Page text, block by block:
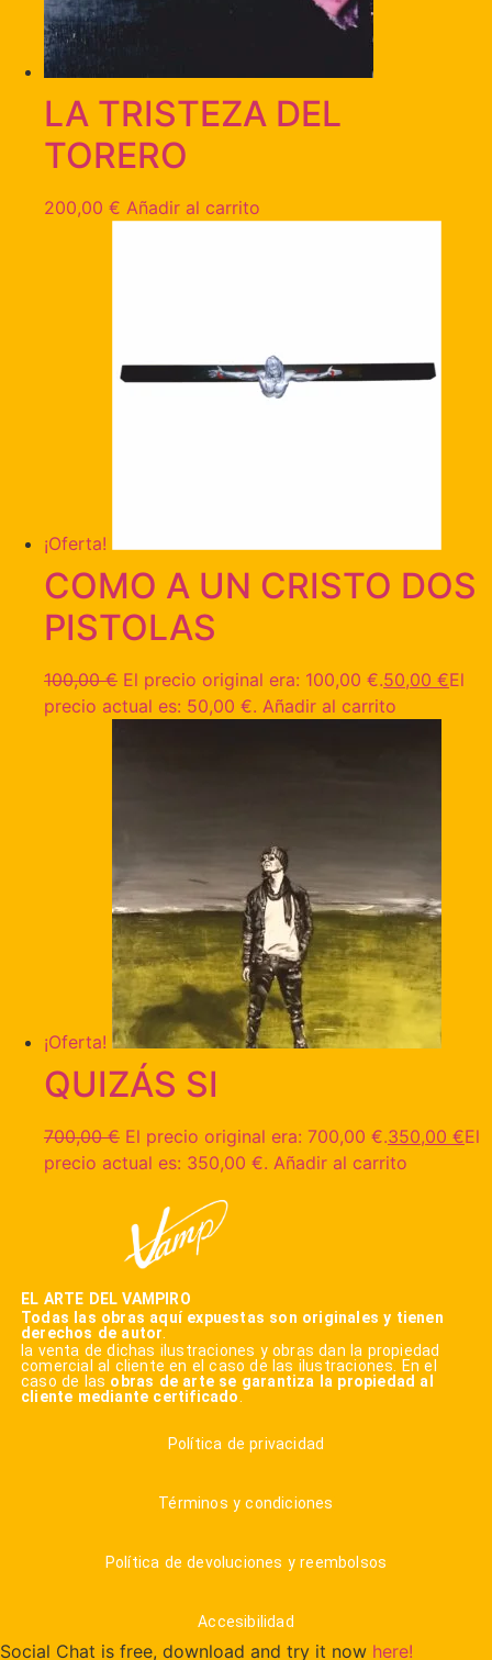
LA TRISTEZA DEL
TORERO
200,00 € Añadir al carrito
¡Oferta!
COMO A UN CRISTO DOS
PISTOLAS
100,00€ El precio original era: 100,00 €.50,00 €El
precio actual es: 50,00 €. Añadir al carrito
¡Oferta!
QUIZÁS SI
700,00€ El precio original era: 700,00 €.350,00 €El
precio actual es: 350,00 €. Añadir al carrito
EL ARTE DEL VAMPIRO
Todas las obras aquí expuestas son originales y tienen
derechos de autor.
la venta de dichas ilustraciones y obras dan la propiedad
comercial al cliente en el caso de las ilustraciones. En el
caso de las obras de arte se garantiza la propiedad al
cliente mediante certificado.
Política de privacidad
Términos y condiciones
Política de devoluciones y reembolsos
Accesibilidad
Social Chat is free, download and try it now here!